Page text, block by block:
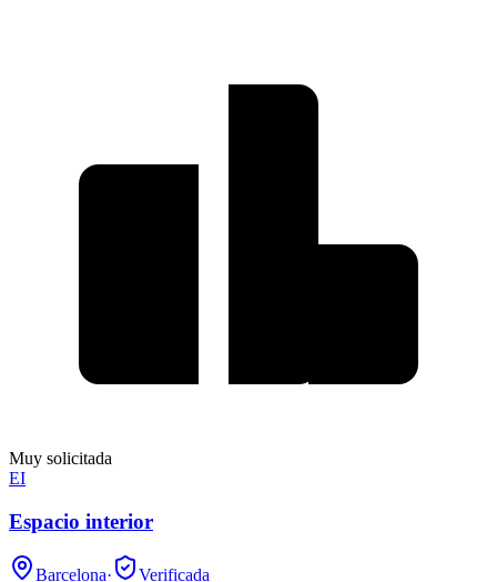
Muy solicitada
EI
Espacio interior
Barcelona· Verificada